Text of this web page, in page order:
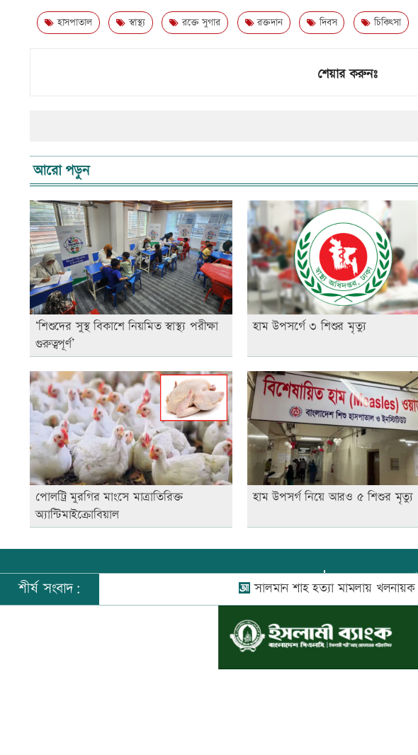
হাসপাতাল স্বাস্থ্য রক্তে সুগার রক্তদান দিবস চিকিৎসা
শেয়ার করুনঃ
আরো পড়ুন
‘শিশুদের সুস্থ বিকাশে নিয়মিত স্বাস্থ্য পরীক্ষা
গুরুত্বপূর্ণ’
হাম উপসর্গে ৩ শিশুর মৃত্যু
পোলট্রি মুরগির মাংসে মাত্রাতিরিক্ত
অ্যান্টিমাইক্রোবিয়াল
হাম উপসর্গ নিয়ে আরও ৫ শিশুর মৃত্যু
সি-
শহীদ সৈয়দ
শীর্ষ সংবাদ: সালমান শাহ হত্যা মামলায় খলনায়ক ডন